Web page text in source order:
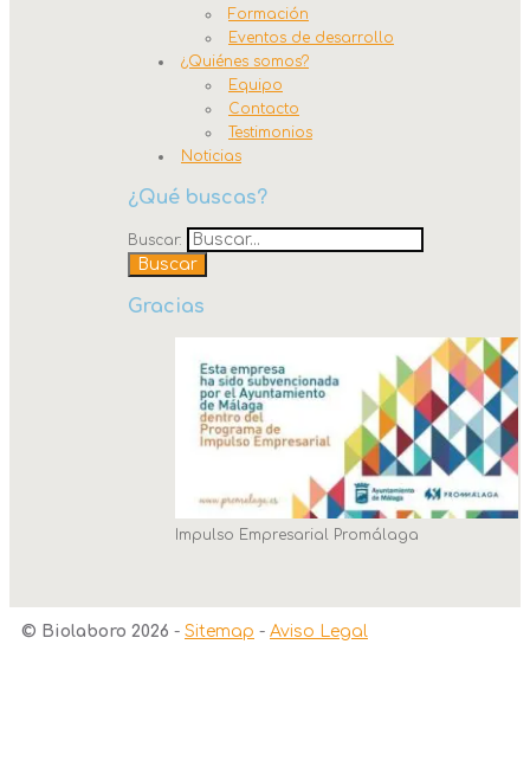
Formación
Eventos de desarrollo
¿Quiénes somos?
Equipo
Contacto
Testimonios
Noticias
¿Qué buscas?
Buscar:
Gracias
Impulso Empresarial Promálaga
© Biolaboro 2026 - Sitemap - Aviso Legal